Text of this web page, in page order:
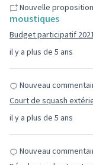
il y a plus de 5 ans
Nouvelle
moustiques
Budget participatif
il y a plus de 5 ans
Nouveau
Court de squash
Nouveau